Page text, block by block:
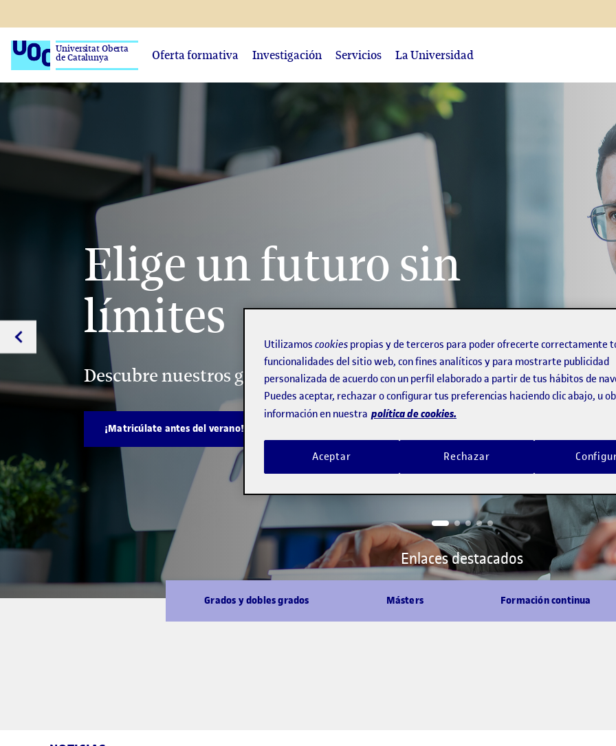
Universitat Oberta
de Catalunya Oferta formativa Investigación Servicios La Universidad
Elige un futuro sin
límites
Descubre nuestros grados y másteres universitarios
¡Matricúlate antes del verano!
Enlaces destacados
Grados y dobles grados Másters Formación continua
Utilizamos cookies propias y de terceros para poder ofrecerte correctamente
funcionalidades del sitio web, con fines analíticos y para mostrarte publicidad
personalizada de acuerdo con un perfil elaborado a partir de tus hábitos de
Puedes aceptar, rechazar o configurar tus preferencias haciendo clic abajo, u
información en nuestra política de cookies.
Rechazar
Aceptar